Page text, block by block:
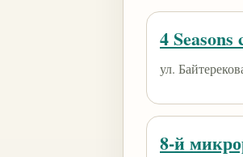
4 Seasons
ул.
8-й